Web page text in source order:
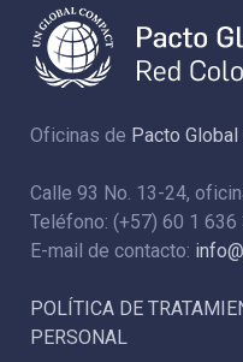
Oficinas de Pacto Global
Calle 93 No. 13-24,
Teléfono: (+57) 60 1 636
E-mail de contacto:
POLÍTICA DE
PERSONAL